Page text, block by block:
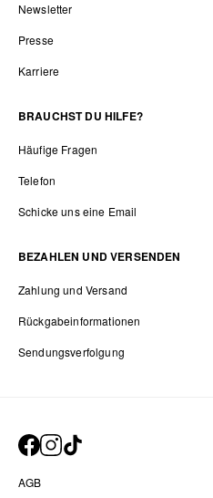
Newsletter
Presse
Karriere
BRAUCHST DU HILFE?
Häufige Fragen
Telefon
Schicke uns eine Email
BEZAHLEN UND VERSENDEN
Zahlung und Versand
Rückgabeinformationen
Sendungsverfolgung
AGB